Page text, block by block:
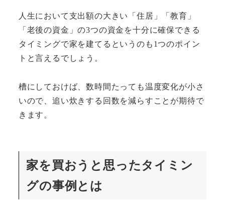
人生において支出額の大きい「住居」「教育」
「老後の資金」の3つの資金を十分に確保できる
タイミングで家を建てるというのも1つのポイン
トと言えるでしょう。
槽にしておけば、数時間たっても温度変化が小さ
いので、追い炊きする回数を減らすことが期待で
きます。
家を買おうと思ったタイミン
グの事例とは